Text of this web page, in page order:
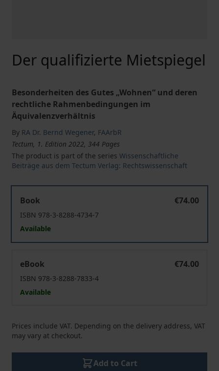
Der qualifizierte Mietspiegel
Besonderheiten des Gutes „Wohnen“ und deren
rechtliche Rahmenbedingungen im
Äquivalenzverhältnis
By RA Dr. Bernd Wegener, FAArbR
Tectum, 1. Edition 2022, 344 Pages
The product is part of the series Wissenschaftliche
Beiträge aus dem Tectum Verlag: Rechtswissenschaft
Book
€74.00
ISBN 978-3-8288-4734-7
Available
eBook
€74.00
ISBN 978-3-8288-7833-4
Available
Prices include VAT. Depending on the delivery address, VAT
may vary at checkout.
Add to Cart